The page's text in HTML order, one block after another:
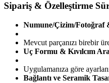
Sipariş & Özelleştirme
Numune/Çizim/Fotoğraf
Mevcut parçanızı birebir
Uç Formu & Kıvılcım
Uygulamanıza göre
Bağlantı ve Seramik